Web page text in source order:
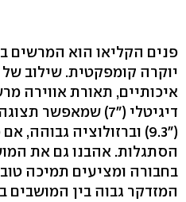
פנים הקליאו הוא המרשים
יוקרה קומפקטית. שילוב של
איכותיים, תאורת אווירה
דיגיטלי ("7)
("9.3) וברזולוציה גבוהה,
הסתגלות. אהבנו גם את
בחבורה ומציעים תמיכה
המזדקר גבוה בין המושבים